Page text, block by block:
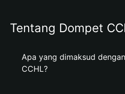
Tentang Dompet
Apa yang dimaksud
CCHL?